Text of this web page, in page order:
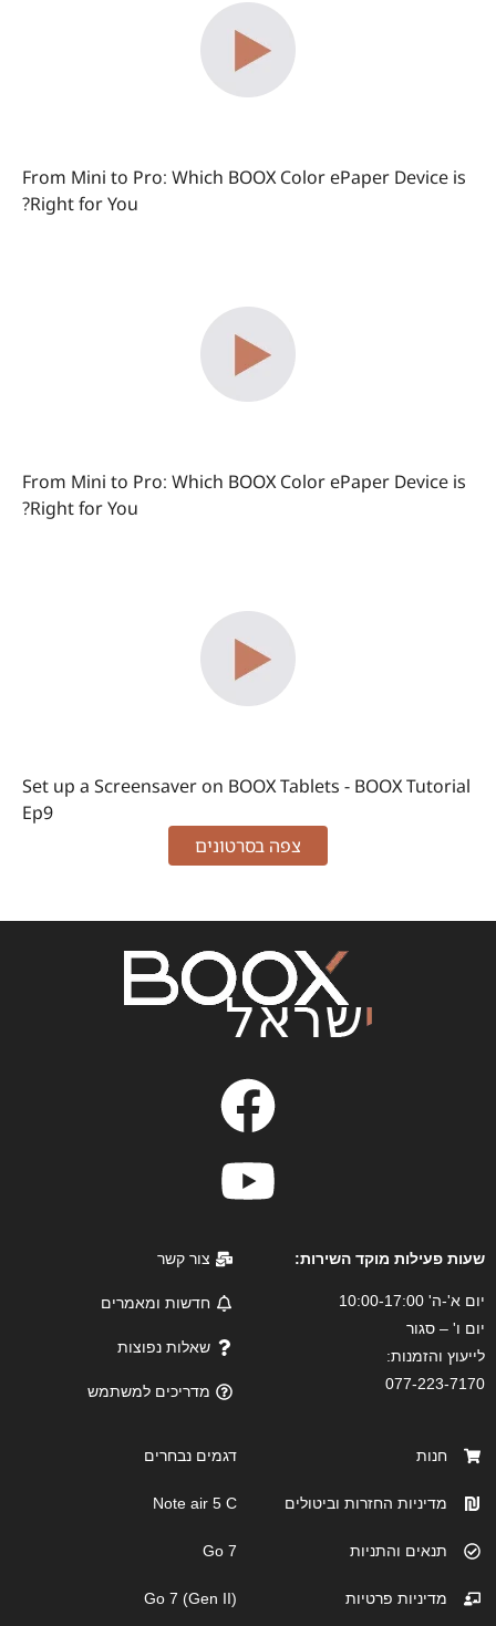
From Mini to Pro: Which BOOX Color ePaper Device is
Right for You?
From Mini to Pro: Which BOOX Color ePaper Device is
Right for You?
Set up a Screensaver on BOOX Tablets - BOOX Tutorial
Ep9
צפה בסרטונים
שעות פעילות מוקד השירות:
יום א'-ה' 10:00-17:00
יום ו' – סגור
לייעוץ והזמנות:
077-223-7170
צור קשר
חדשות ומאמרים
שאלות נפוצות
מדריכים למשתמש
חנות
מדיניות החזרות וביטולים
תנאים והתניות
מדיניות פרטיות
דגמים נבחרים
Note air 5 C
Go 7
Go 7 (Gen II)